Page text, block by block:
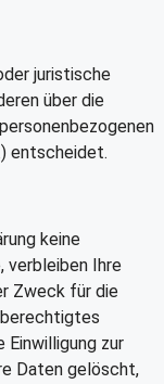
juristische
über die
entscheidet.
keine
verbleiben Ihre
Zweck für die
Einwilligung zur
Daten gelöscht,